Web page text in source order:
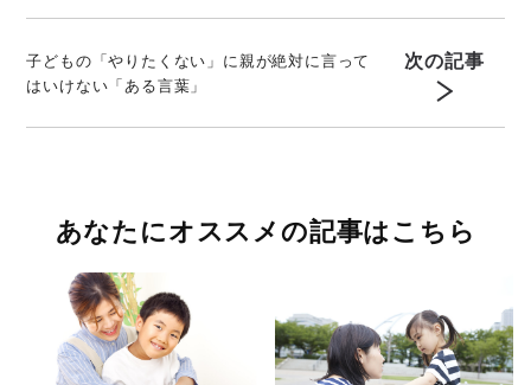
子どもの「やりたくない」に親が絶対に言って
はいけない「ある言葉」
次の記事
あなたにオススメの記事はこちら